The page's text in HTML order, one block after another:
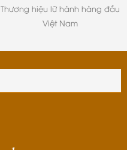
Thương hiệu lữ hành hàng đầu
Việt Nam